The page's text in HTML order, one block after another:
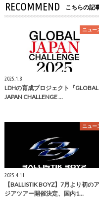
RECOMMEND こちらの記
ニュー
2025.1.8
LDHの育成プロジェクト『GLOBAL
JAPAN CHALLENGE …
ニュー
2025.4.11
【BALLISTIK BOYZ】7月より初のア
ジアツアー開催決定、国内1…